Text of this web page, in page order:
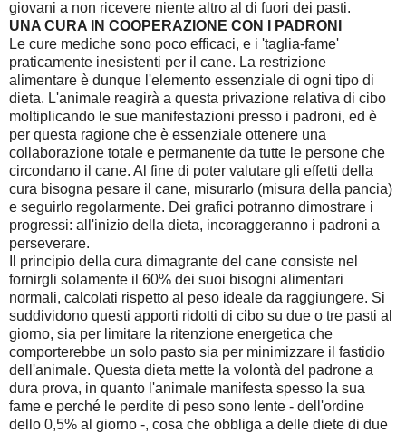
giovani a non ricevere niente altro al di fuori dei pasti.
UNA CURA IN COOPERAZIONE CON I PADRONI
Le cure mediche sono poco efficaci, e i 'taglia-fame'
praticamente inesistenti per il cane. La restrizione
alimentare è dunque l'elemento essenziale di ogni tipo di
dieta. L'animale reagirà a questa privazione relativa di cibo
moltiplicando le sue manifestazioni presso i padroni, ed è
per questa ragione che è essenziale ottenere una
collaborazione totale e permanente da tutte le persone che
circondano il cane. Al fine di poter valutare gli effetti della
cura bisogna pesare il cane, misurarlo (misura della pancia)
e seguirlo regolarmente. Dei grafici potranno dimostrare i
progressi: all'inizio della dieta, incoraggeranno i padroni a
perseverare.
Il principio della cura dimagrante del cane consiste nel
fornirgli solamente il 60% dei suoi bisogni alimentari
normali, calcolati rispetto al peso ideale da raggiungere. Si
suddividono questi apporti ridotti di cibo su due o tre pasti al
giorno, sia per limitare la ritenzione energetica che
comporterebbe un solo pasto sia per minimizzare il fastidio
dell'animale. Questa dieta mette la volontà del padrone a
dura prova, in quanto l'animale manifesta spesso la sua
fame e perché le perdite di peso sono lente - dell'ordine
dello 0,5% al giorno -, cosa che obbliga a delle diete di due